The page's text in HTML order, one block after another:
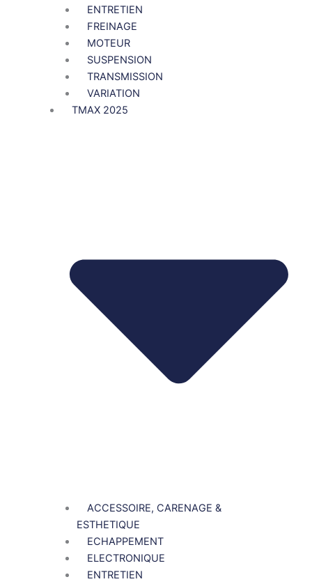
ENTRETIEN
FREINAGE
MOTEUR
SUSPENSION
TRANSMISSION
VARIATION
TMAX 2025
ACCESSOIRE, CARENAGE &
ESTHETIQUE
ECHAPPEMENT
ELECTRONIQUE
ENTRETIEN